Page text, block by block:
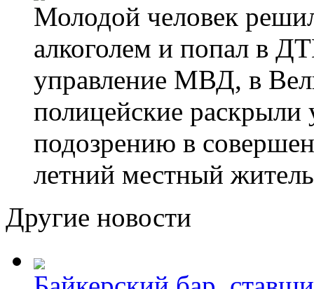
Молодой человек
алкоголем и попал в
управление МВД, в
полицейские
подозрению в
летний местный
Другие новости